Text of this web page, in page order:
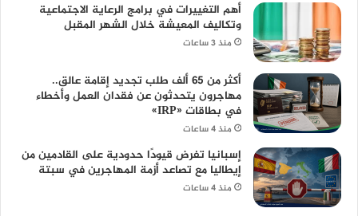
أهم التغييرات في برامج الرعاية الاجتماعية
وتكاليف المعيشة خلال الشهر المقبل
منذ 3 ساعات
أكثر من 65 ألف طلب تجديد إقامة عالق..
مهاجرون يتحدثون عن فقدان العمل وأخطاء
في بطاقات «IRP»
منذ 4 ساعات
إسبانيا تفرض قيودًا حدودية على القادمين من
إيطاليا مع تصاعد أزمة المهاجرين في سبتة
منذ 4 ساعات